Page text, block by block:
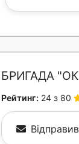
БРИГАДА
Рейтинг: 24 з 80